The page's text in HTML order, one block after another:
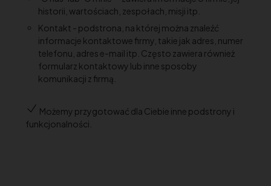
historii, wartościach, zespołach, misji itp.
Kontakt - podstrona, na której można znaleźć
informacje kontaktowe firmy, takie jak adres, numer
telefonu, adres e-mail itp. Często zawiera również
formularz kontaktowy lub inne sposoby
komunikacji z firmą.
Możemy przygotować dla Ciebie inne podstrony i
funkcjonalności.